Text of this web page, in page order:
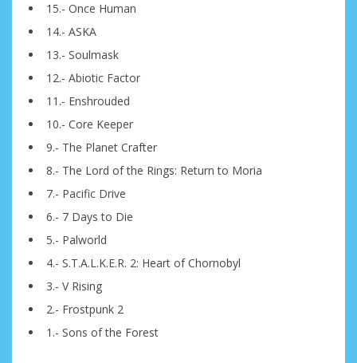
15.- Once Human
14.- ASKA
13.- Soulmask
12.- Abiotic Factor
11.- Enshrouded
10.- Core Keeper
9.- The Planet Crafter
8.- The Lord of the Rings: Return to Moria
7.- Pacific Drive
6.- 7 Days to Die
5.- Palworld
4.- S.T.A.L.K.E.R. 2: Heart of Chornobyl
3.- V Rising
2.- Frostpunk 2
1.- Sons of the Forest